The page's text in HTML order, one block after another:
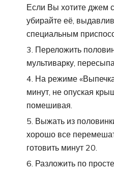
Если Вы хотите джем
убирайте её,
специальным
Переложить
мультиварку,
На режиме
минут, не опуская
помешивая.
Выжать из
хорошо все
готовить минут 20.
Разложить по